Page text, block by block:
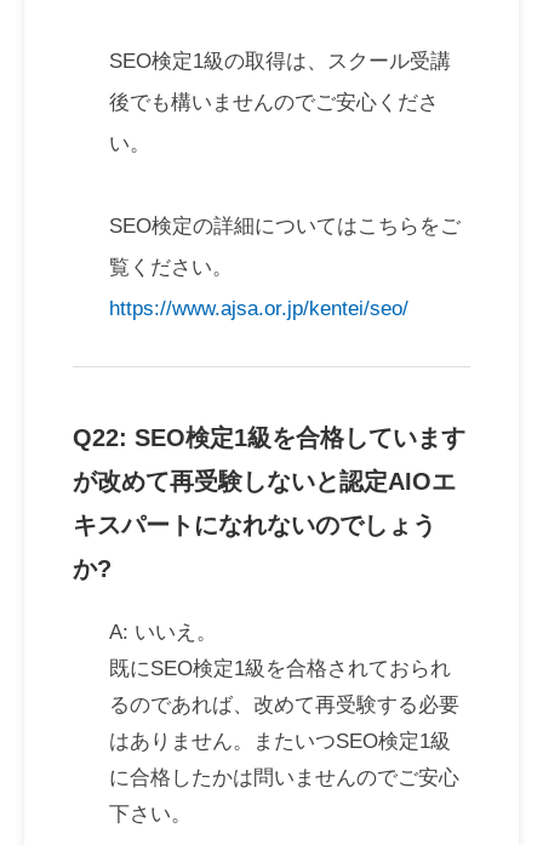
SEO検定1級の取得は、スクール受講
後でも構いませんのでご安心くださ
い。
SEO検定の詳細についてはこちらをご
覧ください。
https://www.ajsa.or.jp/kentei/seo/
Q22: SEO検定1級を合格しています
が改めて再受験しないと認定AIOエ
キスパートになれないのでしょう
か?
A: いいえ。
既にSEO検定1級を合格されておられ
るのであれば、改めて再受験する必要
はありません。またいつSEO検定1級
に合格したかは問いませんのでご安心
下さい。